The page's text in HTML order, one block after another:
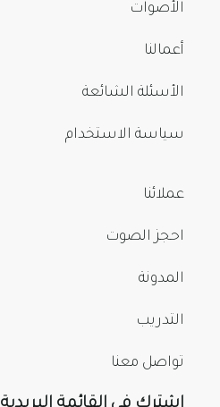
الأصوات
أعمالنا
الأسئلة الشائعة
سياسة الاستخدام
عملائنا
احجز الصوت
المدونة
التدريب
تواصل معنا